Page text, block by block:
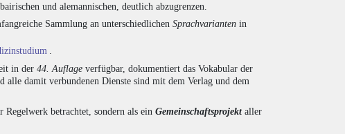
und alemannischen, deutlich abzugrenzen.
Sammlung an unterschiedlichen Sprachvarianten in
in der 44. Auflage verfügbar, dokumentiert das Vokabular der
alle damit verbundenen Dienste sind mit dem Verlag und dem
betrachtet, sondern als ein Gemeinschaftsprojektaller